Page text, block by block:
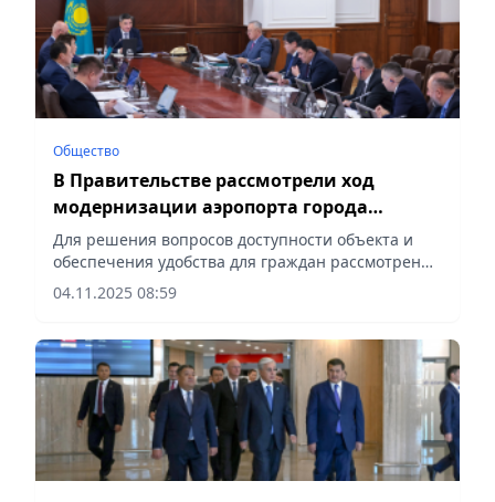
Общество
В Правительстве рассмотрели ход
модернизации аэропорта города
Алматы
Для решения вопросов доступности объекта и
обеспечения удобства для граждан рассмотрены
вопросы создания кольцевой дороги вокруг
территории аэропорта, сообщает Vecher.kz.
04.11.2025 08:59